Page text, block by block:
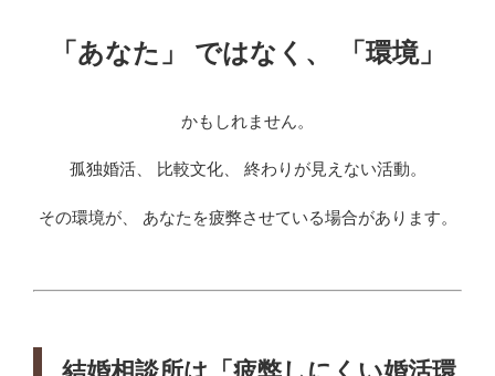
「あなた」 ではなく、 「環境」
かもしれません。
孤独婚活、 比較文化、 終わりが見えない活動。
その環境が、 あなたを疲弊させている場合があります。